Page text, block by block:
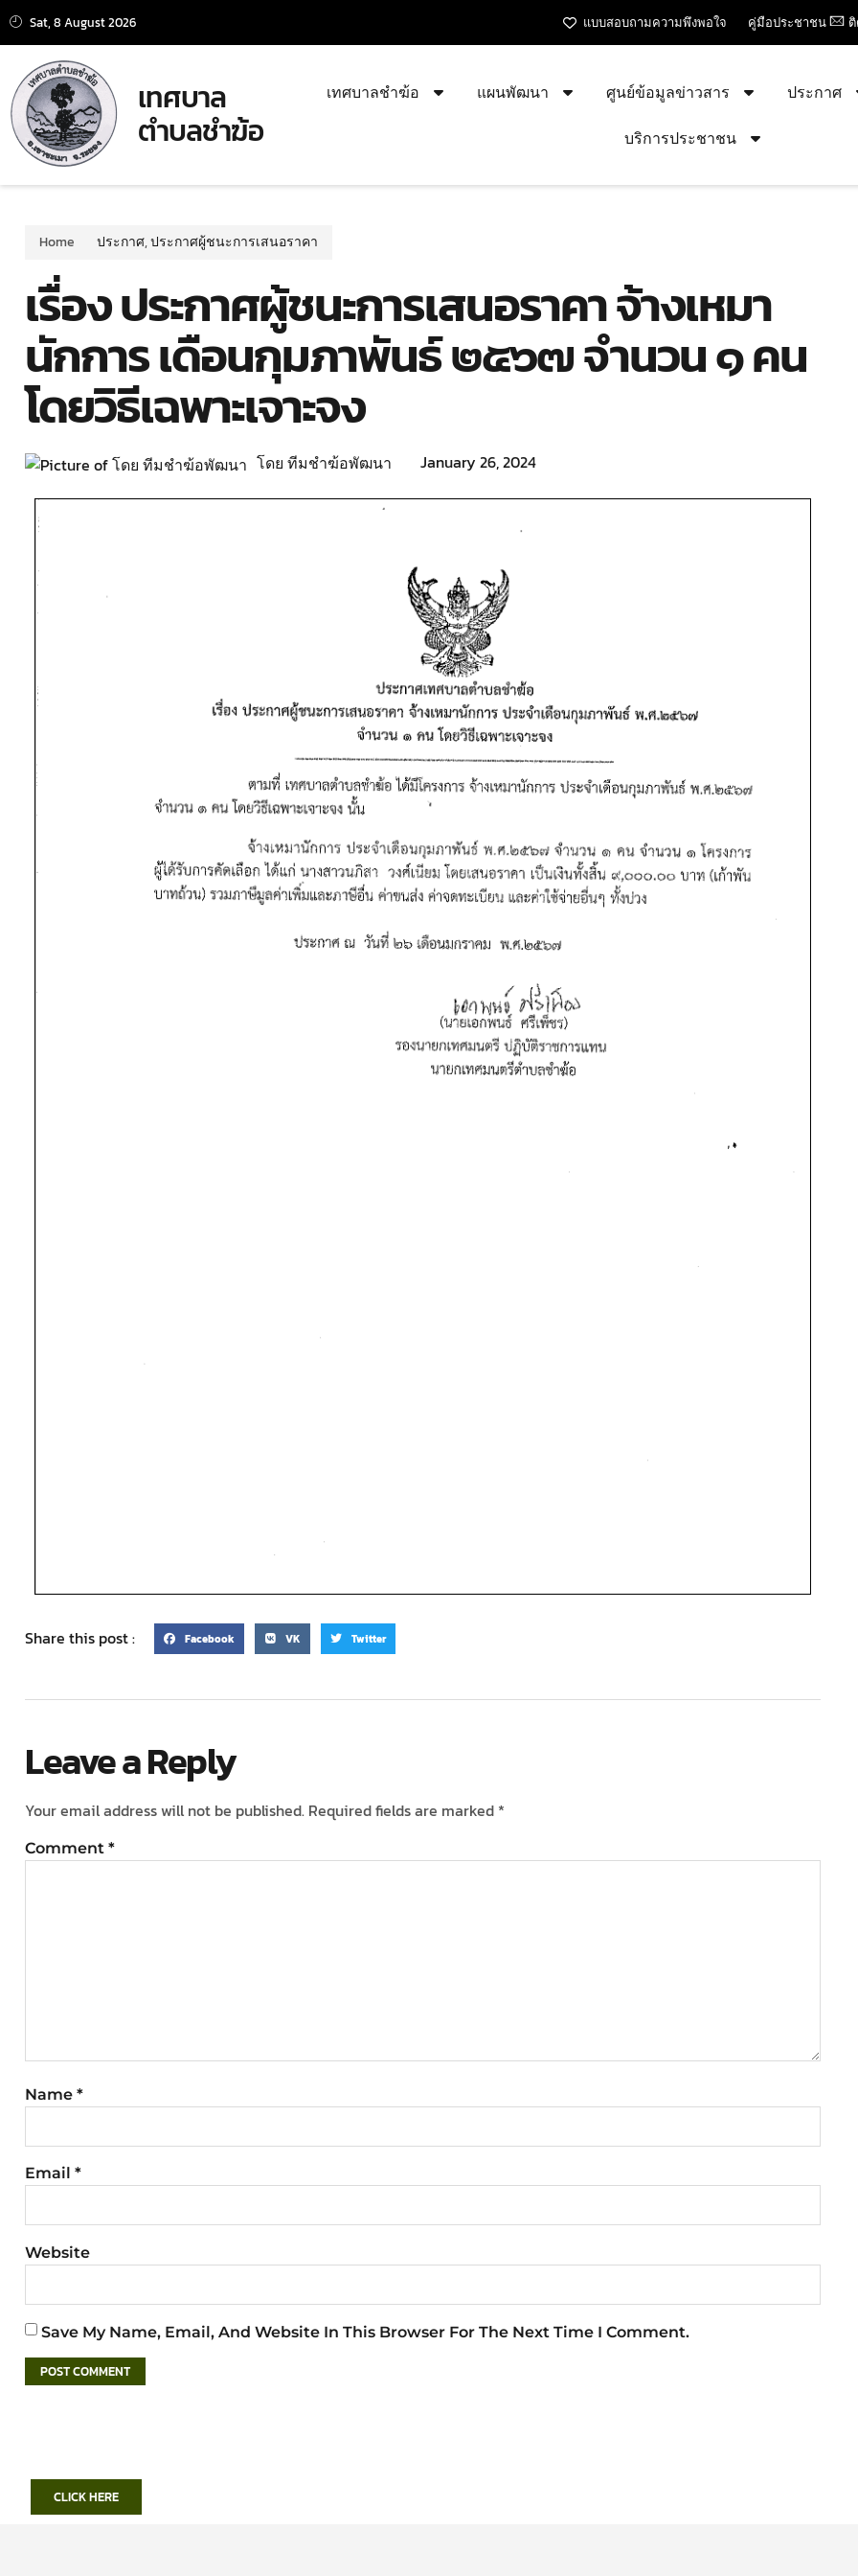
Sat, 8 August 2026 แบบสอบถามความพึงพอใจ คู่มือประชาชน
เทศบาล
ตำบลชำฆ้อ
เทศบาลชำฆ้อ แผนพัฒนา ศูนย์ข้อมูลข่าวสาร ประกาศ
บริการประชาชน
Home ประกาศ,ประกาศผู้ชนะการเสนอราคา
เรื่อง ประกาศผู้ชนะการเสนอราคา จ้างเหมา
นักการ เดือนกุมภาพันธ์ ๒๕๖๗ จำนวน ๑ คน
โดยวิธีเฉพาะเจาะจง
โดย ทีมชำฆ้อพัฒนา January 26, 2024
Share this post : Facebook VK Twitter
Leave a Reply
Your email address will not be published. Required fields are marked *
Comment *
Name *
Email *
Website
Save My Name, Email, And Website In This Browser For The Next Time I Comment.
CLICK HERE